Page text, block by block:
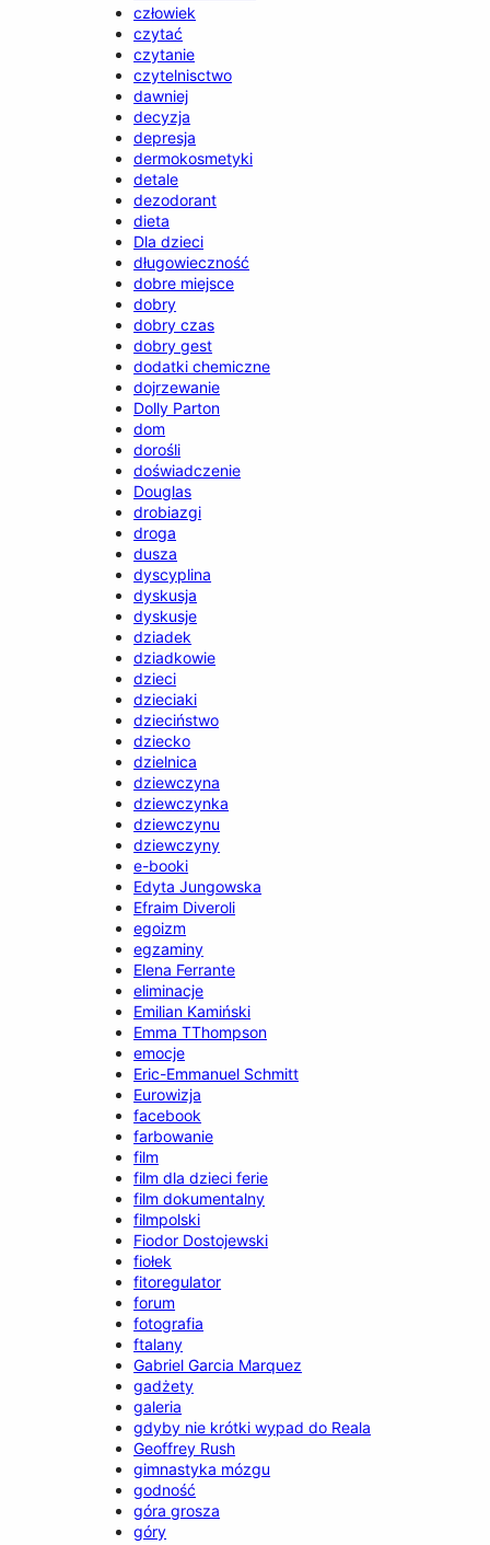
człowiek
czytać
czytanie
czytelnisctwo
dawniej
decyzja
depresja
dermokosmetyki
detale
dezodorant
dieta
Dla dzieci
długowieczność
dobre miejsce
dobry
dobry czas
dobry gest
dodatki chemiczne
dojrzewanie
Dolly Parton
dom
dorośli
doświadczenie
Douglas
drobiazgi
droga
dusza
dyscyplina
dyskusja
dyskusje
dziadek
dziadkowie
dzieci
dzieciaki
dzieciństwo
dziecko
dzielnica
dziewczyna
dziewczynka
dziewczynu
dziewczyny
e-booki
Edyta Jungowska
Efraim Diveroli
egoizm
egzaminy
Elena Ferrante
eliminacje
Emilian Kamiński
Emma TThompson
emocje
Eric-Emmanuel Schmitt
Eurowizja
facebook
farbowanie
film
film dla dzieci ferie
film dokumentalny
filmpolski
Fiodor Dostojewski
fiołek
fitoregulator
forum
fotografia
ftalany
Gabriel Garcia Marquez
gadżety
galeria
gdyby nie krótki wypad do Reala
Geoffrey Rush
gimnastyka mózgu
godność
góra grosza
góry